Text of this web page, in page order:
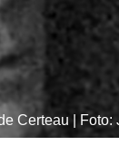
Certeau | Foto: